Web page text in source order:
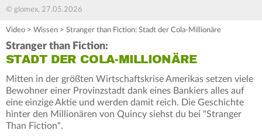
© glomex, 27.05.2026
Video > Wissen > Stranger than Fiction: Stadt der Cola-Millionäre
Stranger than Fiction:
STADT DER COLA-MILLIONÄRE
Mitten in der größten Wirtschaftskrise Amerikas setzen viele
Bewohner einer Provinzstadt dank eines Bankiers alles auf
eine einzige Aktie und werden damit reich. Die Geschichte
hinter den Millionären von Quincy siehst du bei "Stranger
Than Fiction“.